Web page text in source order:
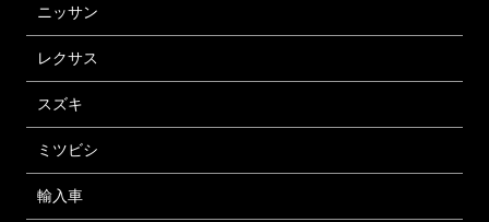
ニッサン
レクサス
スズキ
ミツビシ
輸入車